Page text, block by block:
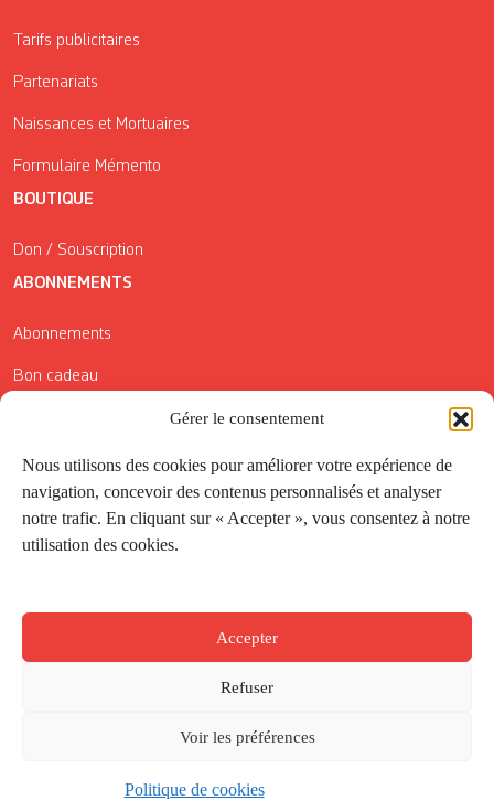
Gérer le consentement
Nous utilisons des cookies pour améliorer votre expérience de
navigation, concevoir des contenus personnalisés et analyser
notre trafic. En cliquant sur « Accepter », vous consentez à notre
utilisation des cookies.
Accepter
Refuser
Voir les préférences
Politique de cookies
Tarifs publicitaires
Partenariats
Naissances et Mortuaires
Formulaire Mémento
BOUTIQUE
Don / Souscription
ABONNEMENTS
Abonnements
Bon cadeau
Conditions générales de vente
Réductions de la Carte Côté Courrier
Application